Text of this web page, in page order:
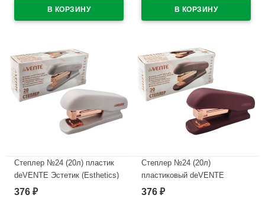
210х60х60мм арт7029628
Степлер №24 (20л) пластик
deVENTE Эстетик (Esthetics)
лавандово-пепельный с
376 ₽
Степлер №24 (20л)
пластиковый deVENTE
Эстетик (Esthetics) бургунди с
376 ₽